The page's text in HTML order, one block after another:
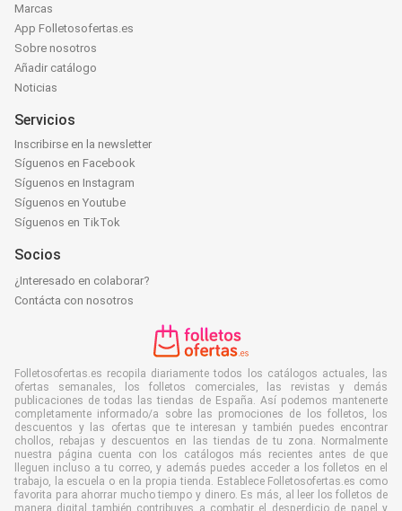
Marcas
App Folletosofertas.es
Sobre nosotros
Añadir catálogo
Noticias
Servicios
Inscribirse en la newsletter
Síguenos en Facebook
Síguenos en Instagram
Síguenos en Youtube
Síguenos en TikTok
Socios
¿Interesado en colaborar?
Contácta con nosotros
Folletosofertas.es recopila diariamente todos los catálogos actuales, las
ofertas semanales, los folletos comerciales, las revistas y demás
publicaciones de todas las tiendas de España. Así podemos mantenerte
completamente informado/a sobre las promociones de los folletos, los
descuentos y las ofertas que te interesan y también puedes encontrar
chollos, rebajas y descuentos en las tiendas de tu zona. Normalmente
nuestra página cuenta con los catálogos más recientes antes de que
lleguen incluso a tu correo, y además puedes acceder a los folletos en el
trabajo, la escuela o en la propia tienda. Establece Folletosofertas.es como
favorita para ahorrar mucho tiempo y dinero. Es más, al leer los folletos de
manera digital también contribuyes a combatir el desperdicio de papel y